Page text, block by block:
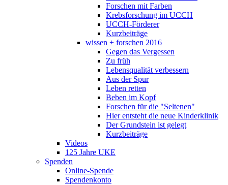
Forschen mit Farben
Krebsforschung im UCCH
UCCH-Förderer
Kurzbeiträge
wissen + forschen 2016
Gegen das Vergessen
Zu früh
Lebensqualität verbessern
Aus der Spur
Leben retten
Beben im Kopf
Forschen für die "Seltenen"
Hier entsteht die neue Kinderklinik
Der Grundstein ist gelegt
Kurzbeiträge
Videos
125 Jahre UKE
Spenden
Online-Spende
Spendenkonto